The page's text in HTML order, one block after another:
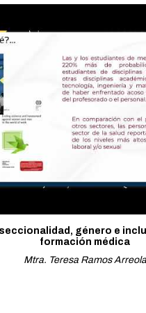
género e
formación médica
Mtra. Teresa Ramos Arreola